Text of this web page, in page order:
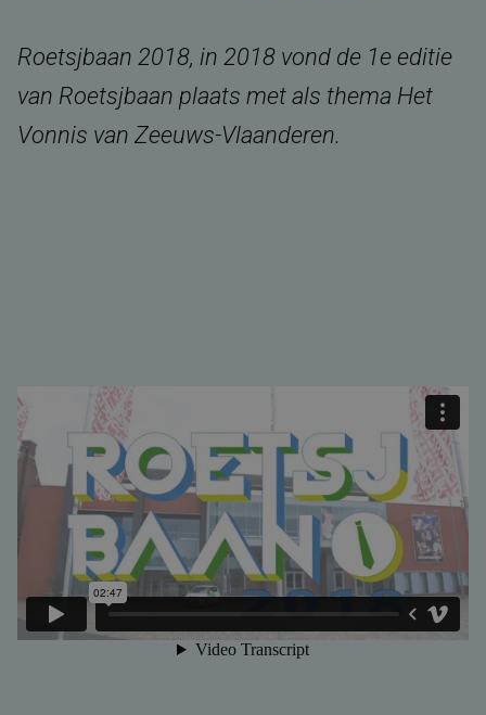
Roetsjbaan 2018, in 2018 vond de 1e editie
van Roetsjbaan plaats met als thema Het
Vonnis van Zeeuws-Vlaanderen.